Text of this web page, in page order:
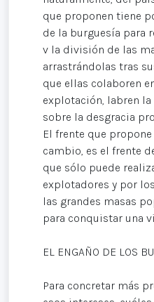
que proponen tiene
de la burguesía para
v la división de las
arrastrándolas tras
que ellas colaboren
explotación, labren
sobre la desgracia
El frente que
cambio, es el frente
que sólo puede
explotadores y por
las grandes masas
para conquistar una
EL ENGAÑO DE LOS
Para concretar más